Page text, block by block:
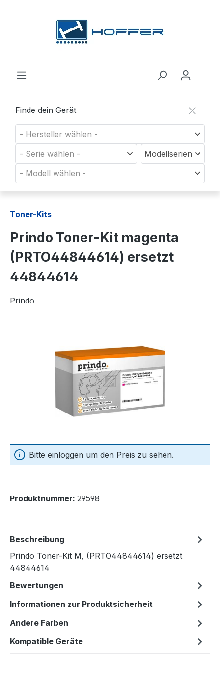
Finde dein Gerät
- Hersteller wählen -
- Serie wählen -
Modellserien
- Modell wählen -
Toner-Kits
Prindo Toner-Kit magenta
(PRTO44844614) ersetzt
44844614
Prindo
Bitte einloggen um den Preis zu sehen.
Produktnummer: 29598
Beschreibung
Prindo Toner-Kit M, (PRTO44844614) ersetzt
44844614
Bewertungen
Informationen zur Produktsicherheit
Andere Farben
Kompatible Geräte